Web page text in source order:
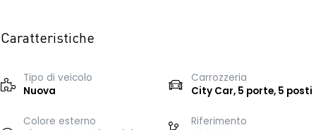
Caratteristiche
Tipo di veicolo
Nuova
Carrozzeria
City Car, 5 porte, 5 posti
Colore esterno
Riferimento